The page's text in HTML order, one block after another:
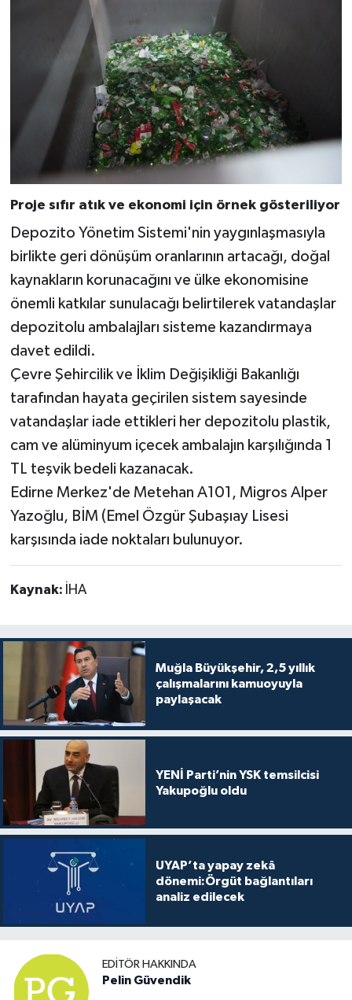
Proje sıfır atık ve ekonomi için örnek gösteriliyor
Depozito Yönetim Sistemi'nin yaygınlaşmasıyla
birlikte geri dönüşüm oranlarının artacağı, doğal
kaynakların korunacağını ve ülke ekonomisine
önemli katkılar sunulacağı belirtilerek vatandaşlar
depozitolu ambalajları sisteme kazandırmaya
davet edildi.
Çevre Şehircilik ve İklim Değişikliği Bakanlığı
tarafından hayata geçirilen sistem sayesinde
vatandaşlar iade ettikleri her depozitolu plastik,
cam ve alüminyum içecek ambalajın karşılığında 1
TL teşvik bedeli kazanacak.
Edirne Merkez'de Metehan A101, Migros Alper
Yazoğlu, BİM (Emel Özgür Şubaşıay Lisesi
karşısında iade noktaları bulunuyor.
Kaynak: İHA
Muğla Büyükşehir, 2,5 yıllık
çalışmalarını kamuoyuyla
paylaşacak
YENİ Parti’nin YSK temsilcisi
Yakupoğlu oldu
UYAP’ta yapay zekâ
dönemi:Örgüt bağlantıları
analiz edilecek
EDITÖR HAKKINDA
Pelin Güvendik